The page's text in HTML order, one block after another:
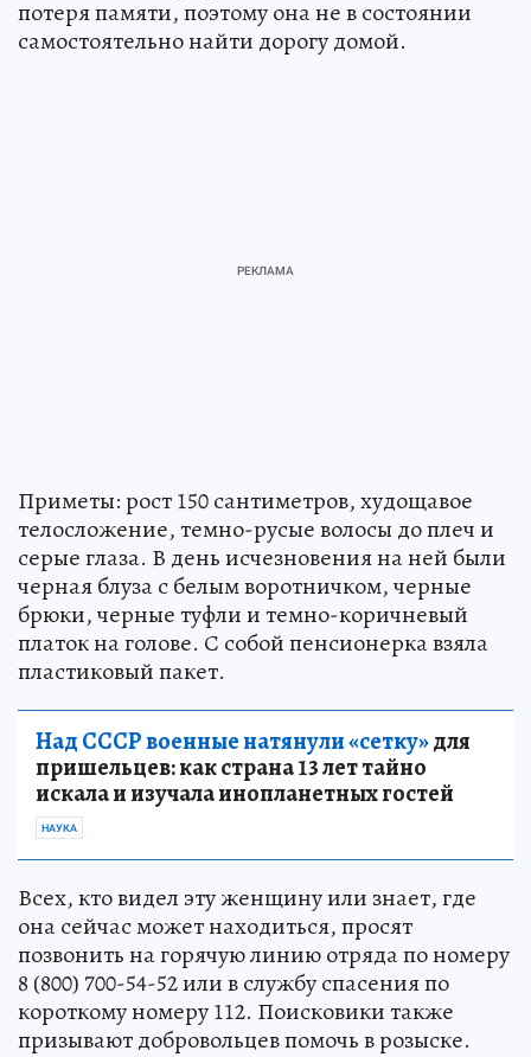
потеря памяти, поэтому она не в состоянии
самостоятельно найти дорогу домой.
Приметы: рост 150 сантиметров, худощавое
телосложение, темно-русые волосы до плеч и
серые глаза. В день исчезновения на ней были
черная блуза с белым воротничком, черные
брюки, черные туфли и темно-коричневый
платок на голове. С собой пенсионерка взяла
пластиковый пакет.
Над СССР военные натянули «сетку»для
пришельцев: как страна 13 лет тайно
искала и изучала инопланетных гостей
НАУКА
Всех, кто видел эту женщину или знает, где
она сейчас может находиться, просят
позвонить на горячую линию отряда по номеру
8 (800) 700-54-52 или в службу спасения по
короткому номеру 112. Поисковики также
призывают добровольцев помочь в розыске.